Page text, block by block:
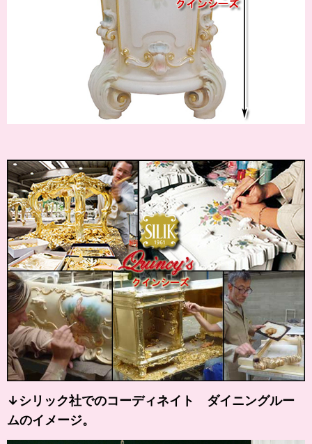
↓シリック社でのコーディネイト ダイニングルー
ムのイメージ。